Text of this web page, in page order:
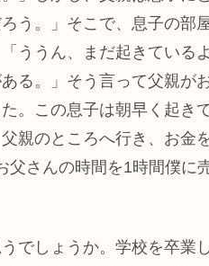
う。」そこで、息子の部
ううん、まだ起きている
る。」そう言って父親が
。この息子は朝早く起き
親のところへ行き、お金
父さんの時間を1時間僕に
でしょうか。学校を卒業